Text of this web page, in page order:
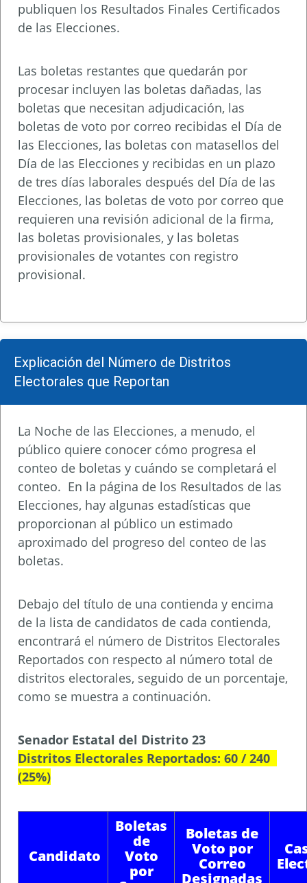
publiquen los Resultados Finales Certificados
de las Elecciones.
Las boletas restantes que quedarán por
procesar incluyen las boletas dañadas, las
boletas que necesitan adjudicación, las
boletas de voto por correo recibidas el Día de
las Elecciones, las boletas con matasellos del
Día de las Elecciones y recibidas en un plazo
de tres días laborales después del Día de las
Elecciones, las boletas de voto por correo que
requieren una revisión adicional de la firma,
las boletas provisionales, y las boletas
provisionales de votantes con registro
provisional.
Explicación del Número de Distritos
Electorales que Reportan
La Noche de las Elecciones, a menudo, el
público quiere conocer cómo progresa el
conteo de boletas y cuándo se completará el
conteo. En la página de los Resultados de las
Elecciones, hay algunas estadísticas que
proporcionan al público un estimado
aproximado del progreso del conteo de las
boletas.
Debajo del título de una contienda y encima
de la lista de candidatos de cada contienda,
encontrará el número de Distritos Electorales
Reportados con respecto al número total de
distritos electorales, seguido de un porcentaje,
como se muestra a continuación.
Senador Estatal del Distrito 23
Distritos Electorales Reportados: 60 / 240
(25%)
Candidato
Boletas
de
Voto
por
Boletas de
Voto por
Correo
Designadas